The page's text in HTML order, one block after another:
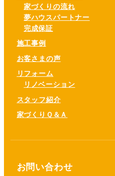
家づくりの流れ
夢ハウスパートナー
完成保証
施工事例
お客さまの声
リフォーム
リノベーション
スタッフ紹介
家づくりＱ＆Ａ
お問い合わせ